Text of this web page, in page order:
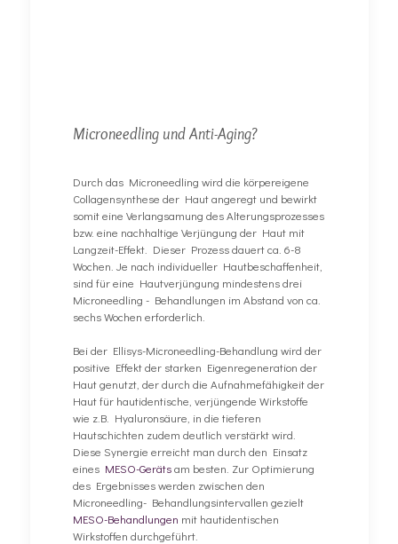
Microneedling und Anti-Aging?
Durch das Microneedling wird die körpereigene
Collagensynthese der Haut angeregt und bewirkt
somit eine Verlangsamung des Alterungsprozesses
bzw. eine nachhaltige Verjüngung der Haut mit
Langzeit-Effekt. Dieser Prozess dauert ca. 6-8
Wochen. Je nach individueller Hautbeschaffenheit,
sind für eine Hautverjüngung mindestens drei
Microneedling - Behandlungen im Abstand von ca.
sechs Wochen erforderlich.
Bei der Ellisys-Microneedling-Behandlung wird der
positive Effekt der starken Eigenregeneration der
Haut genutzt, der durch die Aufnahmefähigkeit der
Haut für hautidentische, verjüngende Wirkstoffe
wie z.B. Hyaluronsäure, in die tieferen
Hautschichten zudem deutlich verstärkt wird.
Diese Synergie erreicht man durch den Einsatz
eines MESO-Gerätsam besten. Zur Optimierung
des Ergebnisses werden zwischen den
Microneedling- Behandlungsintervallen gezielt
MESO-Behandlungen mit hautidentischen
Wirkstoffen durchgeführt.